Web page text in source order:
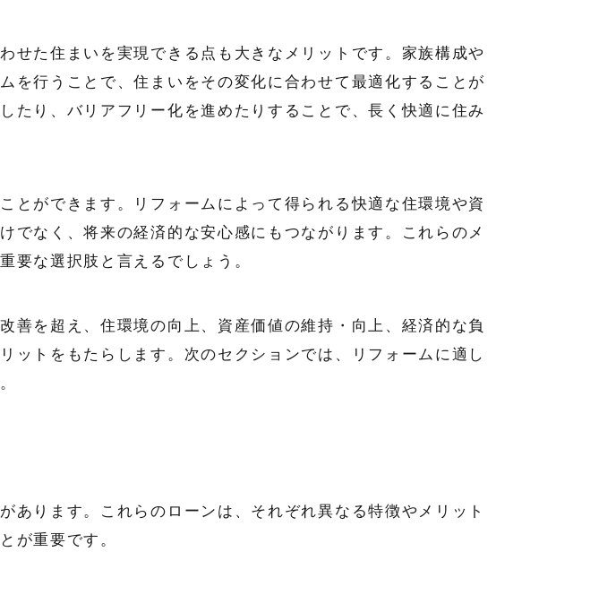
せた住まいを実現できる点も大きなメリットです。家族構成や
を行うことで、住まいをその変化に合わせて最適化することが
たり、バリアフリー化を進めたりすることで、長く快適に住み
とができます。リフォームによって得られる快適な住環境や資
でなく、将来の経済的な安心感にもつながります。これらのメ
要な選択肢と言えるでしょう。
善を超え、住環境の向上、資産価値の維持・向上、経済的な負
ットをもたらします。次のセクションでは、リフォームに適し
あります。これらのローンは、それぞれ異なる特徴やメリット
が重要です。